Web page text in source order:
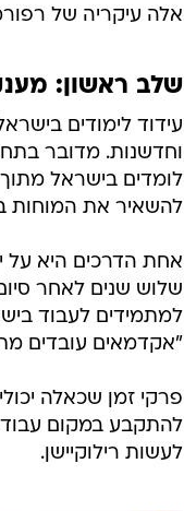
אלה עיקריה של
שלב ראשון:
וחדשנות. מדובר
לומדים בישראל
להשאיר את המוחות
אחת הדרכים היא על
שלוש שנים לאחר
למתמידים לעבוד
"אקדמאים עובדים
פרקי זמן שכאלה
להתקבע במקום
לעשות רילוקיישן.